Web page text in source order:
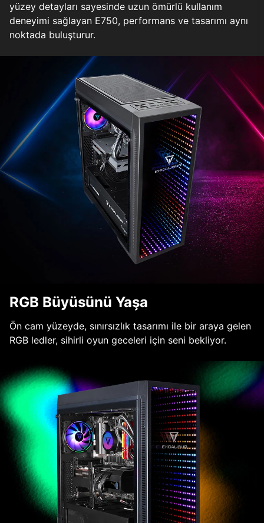
yüzey detayları sayesinde uzun ömürlü kullanım
deneyimi sağlayan E750, performans ve tasarımı aynı
noktada buluşturur.
RGB Büyüsünü Yaşa
Ön cam yüzeyde, sınırsızlık tasarımı ile bir araya gelen
RGB ledler, sihirli oyun geceleri için seni bekliyor.